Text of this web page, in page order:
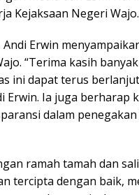
Kejaksaan Negeri Wajo.
Erwin
“Terima kasih
ini dapat terus
Ia juga berharap
dalam
ramah tamah dan
tercipta dengan baik,